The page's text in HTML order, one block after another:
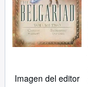
Imagen del editor